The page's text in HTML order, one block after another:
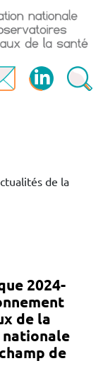
de la
2024-
de la
nationale
de